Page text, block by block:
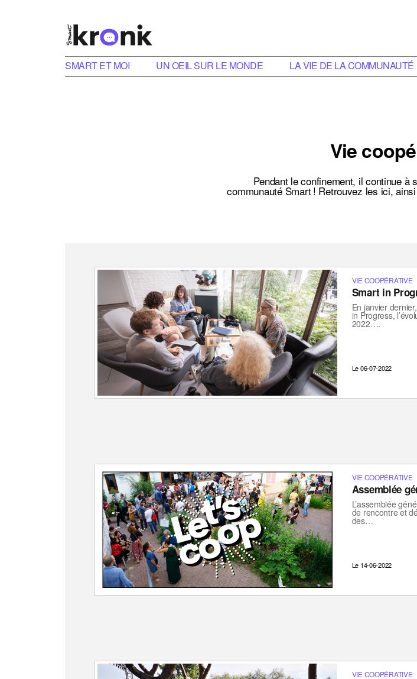
SMART ET MOI UN OEIL SUR LE MONDE LA VIE DE LA COMMUNAUTÉ
Vie
Pendant le confinement, il continue à
communauté Smart ! Retrouvez les ici,
VIE COOPÉRATIVE
Smart in
En janvier
in Progress,
2022….
Le 06-07-2022
VIE COOPÉRATIVE
Assemblée
L’assemblée
de rencontre et
des…
Le 14-06-2022
VIE COOPÉRATIVE